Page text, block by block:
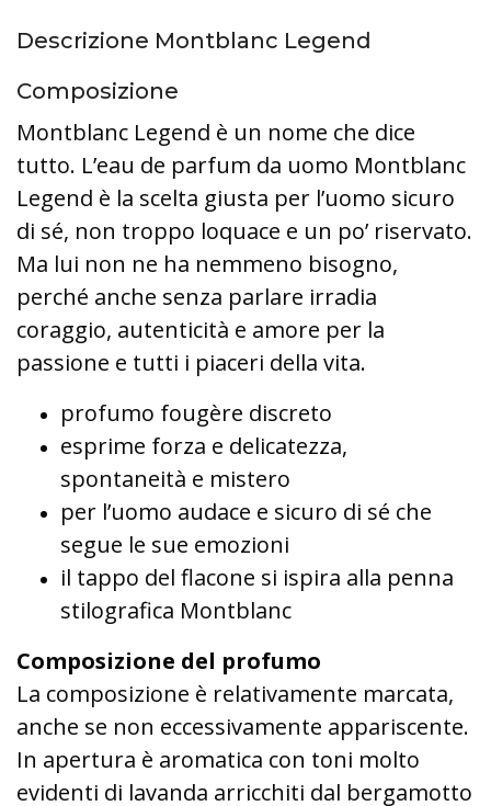
Descrizione Montblanc Legend
Composizione
Montblanc Legend è un nome che dice
tutto. L’eau de parfum da uomo Montblanc
Legend è la scelta giusta per l’uomo sicuro
di sé, non troppo loquace e un po’ riservato.
Ma lui non ne ha nemmeno bisogno,
perché anche senza parlare irradia
coraggio, autenticità e amore per la
passione e tutti i piaceri della vita.
profumo fougère discreto
esprime forza e delicatezza,
spontaneità e mistero
per l’uomo audace e sicuro di sé che
segue le sue emozioni
il tappo del flacone si ispira alla penna
stilografica Montblanc
Composizione del profumo
La composizione è relativamente marcata,
anche se non eccessivamente appariscente.
In apertura è aromatica con toni molto
evidenti di lavanda arricchiti dal bergamotto